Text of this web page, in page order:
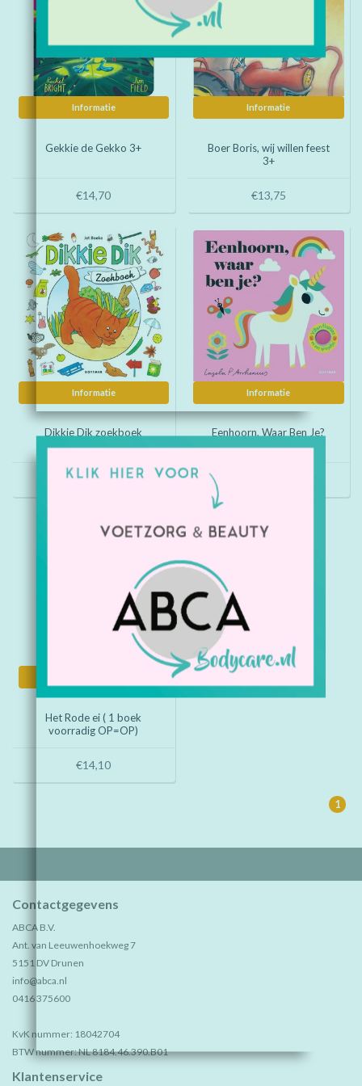
Informatie
Gekkie de Gekko 3+
€14,70
Informatie
Boer Boris, wij willen feest
3+
€13,75
Informatie
Dikkie Dik zoekboek
€12,85
Informatie
Eenhoorn, Waar Ben Je?
Het Rode ei ( 1 boek
voorradig OP=OP)
€14,10
1
Contactgegevens
ABCA B.V.
Ant. van Leeuwenhoekweg 7
5151 DV Drunen
info@abca.nl
0416 375600
KvK nummer: 18042704
BTW nummer: NL 8184.46.390.B01
Klantenservice